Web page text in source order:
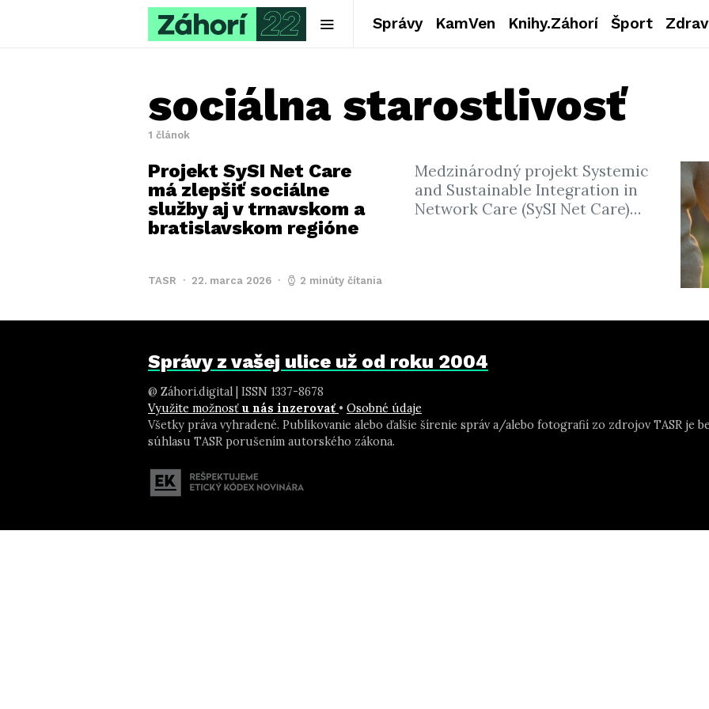
Správy KamVen Knihy.Záhorí Šport
sociálna starostlivosť
1 článok
Projekt SySI Net Care
má zlepšiť sociálne
služby aj v trnavskom a
bratislavskom regióne
Medzinárodný projekt Systemic
and Sustainable Integration in
Network Care (SySI Net Care)…
TASR 22. marca 2026 2 minúty čítania
Správy z vašej ulice už od roku 2004
@ Záhori.digital | ISSN 1337-8678
Využite možnosť u nás inzerovať • Osobné údaje
Všetky práva vyhradené. Publikovanie alebo ďalšie šírenie správ a/alebo fotografií zo zdrojov TASR je
súhlasu TASR porušením autorského zákona.